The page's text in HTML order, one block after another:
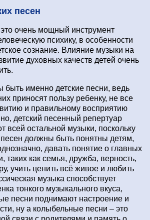
песен
очень мощный инструмент
психику, в особенности
сознание. Влияние музыки на
духовных качеств детей очень
быть именно детские песни, ведь
приносят пользу ребенку, не все
и правильному восприятию
детский песенный репертуар
всей остальной музыки, поскольку
должны быть понятны детям,
давать понятие о главных
таких как семья, дружба, верность,
учить ценить всё живое и любить
музыка способствует
тонкого музыкального вкуса,
песни поднимают настроение и
ну а колыбельные песни – это